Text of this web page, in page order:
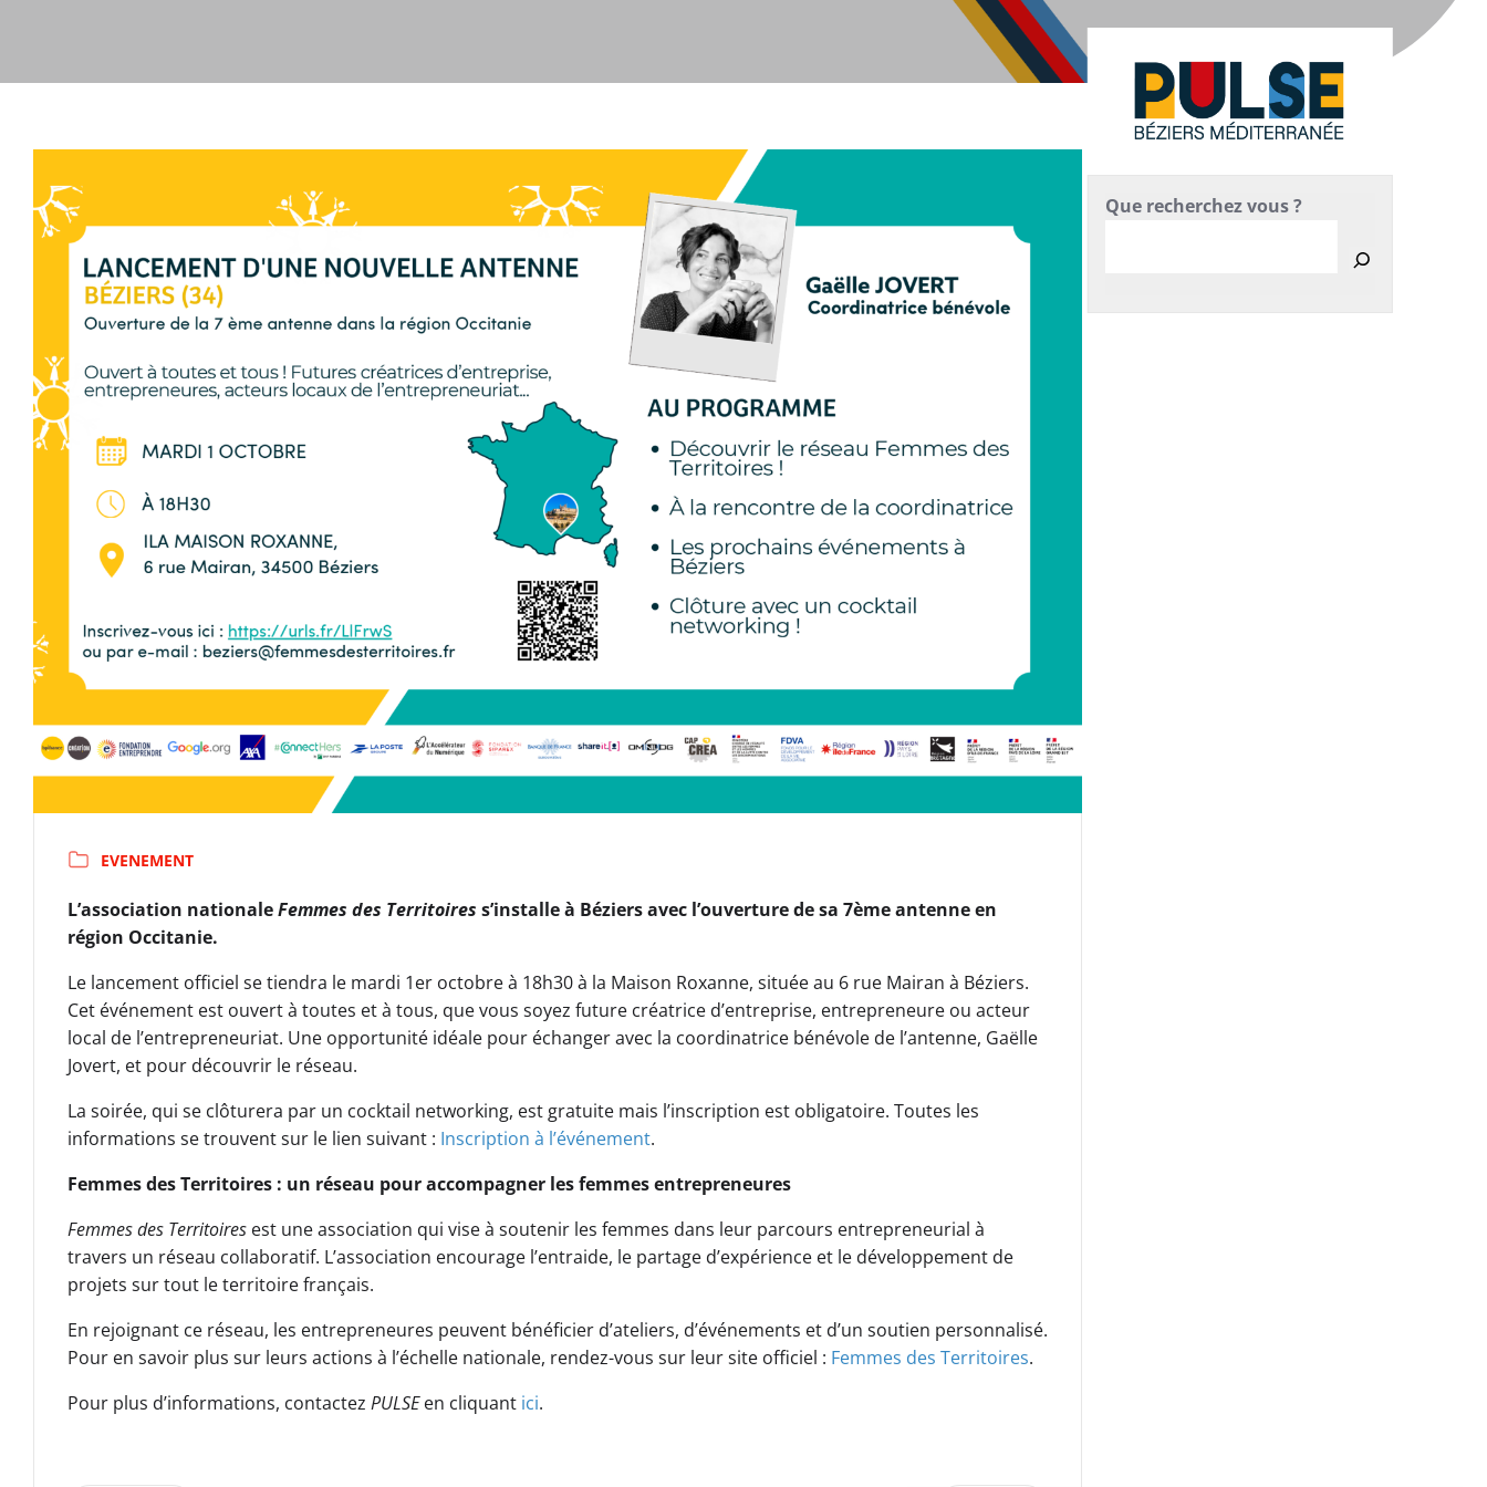
EVENEMENT
L’association nationaleFemmes des Territoires s’installe à Béziers avec l’ouverture de sa 7ème antenne en
région Occitanie.
Le lancement officiel se tiendra le mardi 1er octobre à 18h30 à la Maison Roxanne, située au 6 rue Mairan à Béziers.
Cet événement est ouvert à toutes et à tous, que vous soyez future créatrice d’entreprise, entrepreneure ou acteur
local de l’entrepreneuriat. Une opportunité idéale pour échanger avec la coordinatrice bénévole de l’antenne, Gaëlle
Jovert, et pour découvrir le réseau.
La soirée, qui se clôturera par un cocktail networking, est gratuite mais l’inscription est obligatoire. Toutes les
informations se trouvent sur le lien suivant : Inscription à l’événement.
Femmes des Territoires : un réseau pour accompagner les femmes entrepreneures
Femmes des Territoires est une association qui vise à soutenir les femmes dans leur parcours entrepreneurial à
travers un réseau collaboratif. L’association encourage l’entraide, le partage d’expérience et le développement de
projets sur tout le territoire français.
En rejoignant ce réseau, les entrepreneures peuvent bénéficier d’ateliers, d’événements et d’un soutien personnalisé.
Pour en savoir plus sur leurs actions à l’échelle nationale, rendez-vous sur leur site officiel : Femmes des Territoires.
Pour plus d’informations, contactez PULSEen cliquant ici.
Que recherchez vous ?